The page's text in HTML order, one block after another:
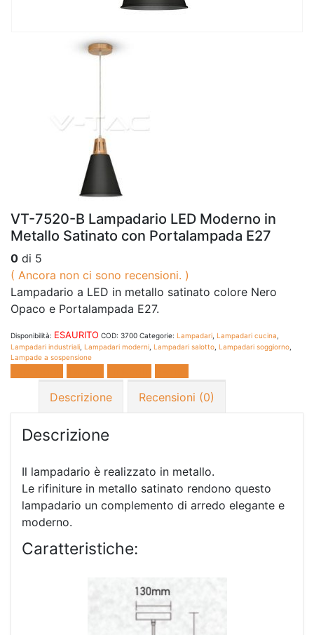
VT-7520-B Lampadario LED Moderno in
Metallo Satinato con Portalampada E27
0 di 5
( Ancora non ci sono recensioni. )
Lampadario a LED in metallo satinato colore Nero
Opaco e Portalampada E27.
Disponibilità: ESAURITO COD: 3700 Categorie: Lampadari Lampadari cucina
Lampadari industriali Lampadari moderni Lampadari salotto Lampadari soggiorno
Lampade a sospensione
Descrizione
Recensioni (0)
Descrizione
Il lampadario è realizzato in metallo.
Le rifiniture in metallo satinato rendono questo
lampadario un complemento di arredo elegante e
moderno.
Caratteristiche: